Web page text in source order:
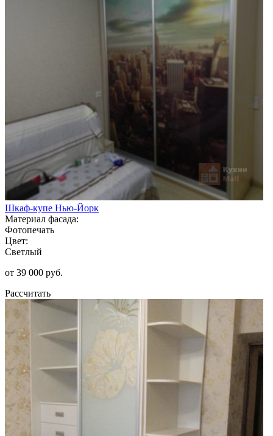
Шкаф-купе Нью-Йорк
Материал фасада:
Фотопечать
Цвет:
Светлый
от 39 000 руб.
Рассчитать